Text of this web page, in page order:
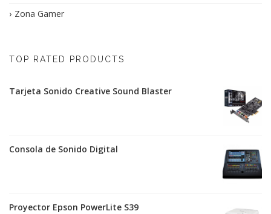
Zona Gamer
TOP RATED PRODUCTS
Tarjeta Sonido Creative Sound Blaster
Consola de Sonido Digital
Proyector Epson PowerLite S39